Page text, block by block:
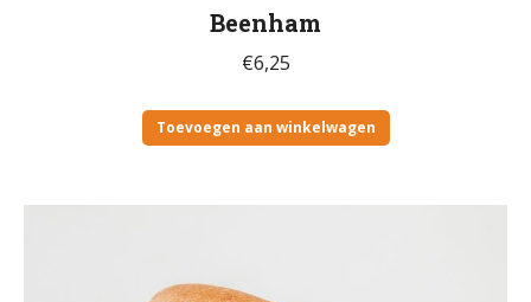
Beenham
€6,25
Toevoegen aan winkelwagen